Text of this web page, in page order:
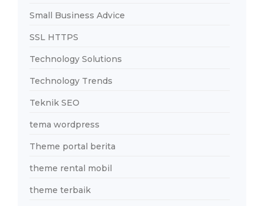
Small Business Advice
SSL HTTPS
Technology Solutions
Technology Trends
Teknik SEO
tema wordpress
Theme portal berita
theme rental mobil
theme terbaik